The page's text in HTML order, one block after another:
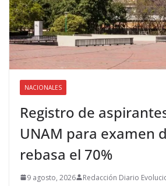
NACIONALES
Registro de
UNAM para examen
rebasa el 70%
9 agosto, 2026 Redacción Diario